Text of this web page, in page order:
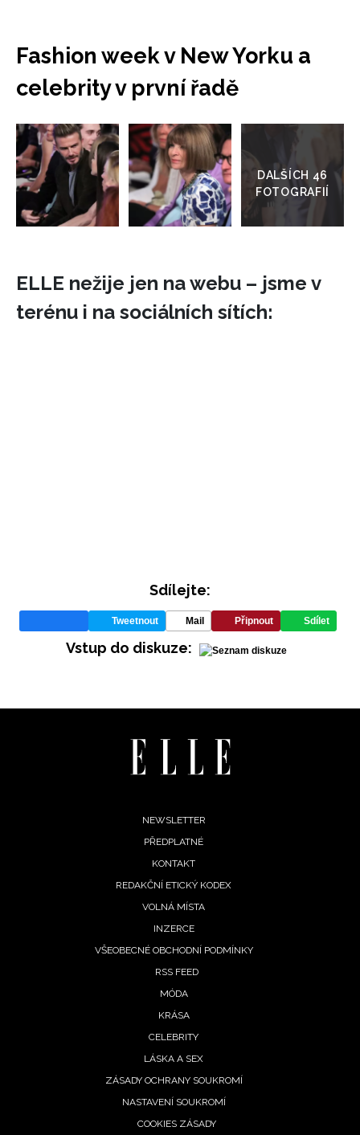
Fashion week v New Yorku a
celebrity v první řadě
Přejít
galerie
ELLE nežije jen na webu – jsme v
terénu i na sociálních sítích:
Sdílejte:
Tweetnout Mail Připnout Sdílet
Vstup do diskuze:
NEWSLETTER
PŘEDPLATNÉ
KONTAKT
REDAKČNÍ ETICKÝ KODEX
VOLNÁ MÍSTA
INZERCE
VŠEOBECNÉ OBCHODNÍ PODMÍNKY
RSS FEED
MÓDA
KRÁSA
CELEBRITY
LÁSKA A SEX
ZÁSADY OCHRANY SOUKROMÍ
NASTAVENÍ SOUKROMÍ
COOKIES ZÁSADY